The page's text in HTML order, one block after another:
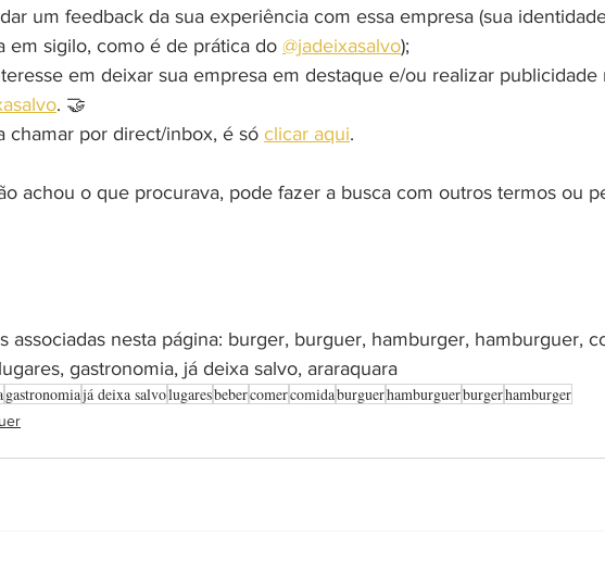
um feedback da sua experiência com essa empresa (sua
em sigilo, como é de prática do @jadeixasalvo);
em deixar sua empresa em destaque e/ou realizar publicidade
. 🤝
chamar por direct/inbox, é só clicar aqui.
achou o que procurava, pode fazer a busca com outros termos ou
associadas nesta página: burger, burguer, hamburger, hamburguer,
gastronomia, já deixa salvo, araraquara
gastronomiajá deixa salvolugaresbebercomercomidaburguerhamburguerburgerhamburger